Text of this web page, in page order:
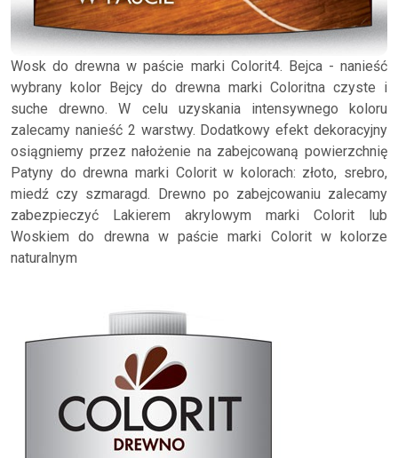
Wosk do drewna w paście marki Colorit4. Bejca - nanieść
wybrany kolor Bejcy do drewna marki Coloritna czyste i
suche drewno. W celu uzyskania intensywnego koloru
zalecamy nanieść 2 warstwy. Dodatkowy efekt dekoracyjny
osiągniemy przez nałożenie na zabejcowaną powierzchnię
Patyny do drewna marki Colorit w kolorach: złoto, srebro,
miedź czy szmaragd. Drewno po zabejcowaniu zalecamy
zabezpieczyć Lakierem akrylowym marki Colorit lub
Woskiem do drewna w paście marki Colorit w kolorze
naturalnym